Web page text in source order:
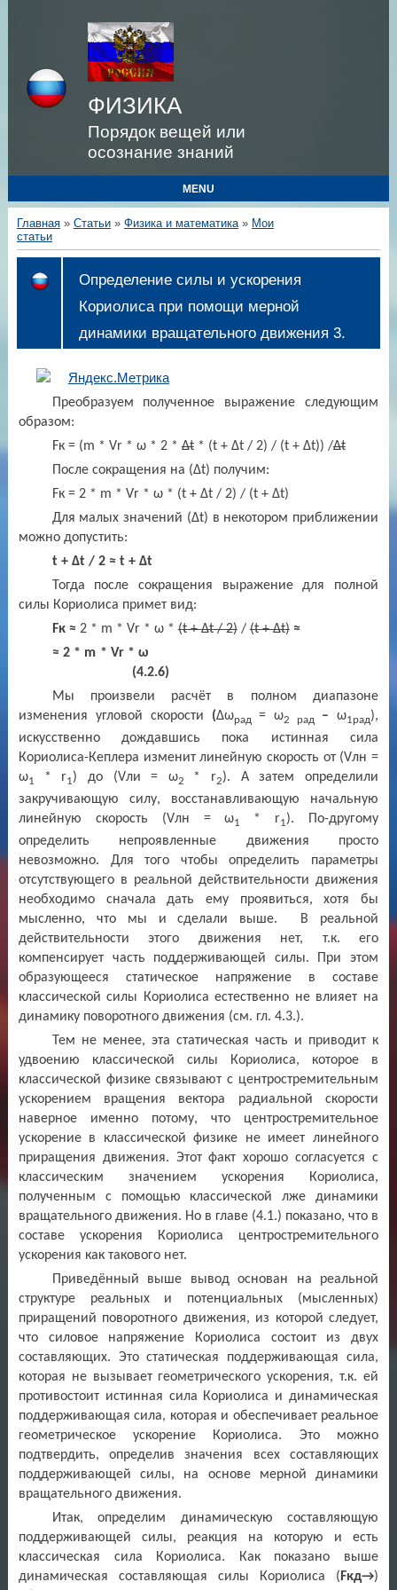
ФИЗИКА
Порядок вещей или
осознание знаний
MENU
Главная» Статьи» Физика и математика» Мои
статьи
Определение силы и ускорения
Кориолиса при помощи мерной
динамики вращательного движения 3.
Преобразуем полученное выражение следующим
образом:
Fк = (m * Vr* ω* 2 *Δt* (t+ Δt/ 2) / (t+ Δt)) /Δt
После сокращения на (Δt) получим:
Fк = 2 * m * Vr* ω* (t+ Δt / 2) / (t+ Δt)
Для малых значений (Δt) в некотором приближении
можно допустить:
t+ Δt/ 2 ≈ t+ Δt
Тогда после сокращения выражение для полной
силы Кориолиса примет вид:
Fк ≈ 2 * m * Vr* ω*(t+Δt/ 2)/(t+Δt) ≈
≈ 2 * m * Vr* ω
(4.2.6)
Мы произвели расчёт в полном диапазоне
изменения угловой скорости (Δωрад = ω2 рад – ω1рад),
искусственно дождавшись пока
истинная сила
Кориолиса-Кеплера изменитлинейную скорость от (Vлн =
ω1 * r1) до (Vли = ω2 * r2). А затем определили
закручивающую силу, восстанавливающую начальную
линейную скорость (Vлн = ω1 * r1). По-другому
определить непроявленные движения просто
невозможно. Для того чтобы определить параметры
отсутствующего в реальной действительности движения
необходимо сначала дать ему проявиться, хотя бы
мысленно, что мы и сделали выше. В реальной
действительности этого движения нет, т.к. его
компенсирует часть поддерживающей силы. При этом
образующееся статическое напряжение в составе
классической силы Кориолиса естественно не влияет на
динамику поворотного движения (см. гл. 4.3.).
Тем не менее, эта статическая часть и приводит к
удвоению классической силы Кориолиса, которое в
классической физике связывают с центростремительным
ускорением вращения вектора радиальной скорости
наверное именно потому, что центростремительное
ускорение в классической физике не имеет линейного
приращения движения. Этот факт хорошо согласуется с
классическим значением ускорения Кориолиса,
полученным с помощью классической лже динамики
вращательного движения. Но в главе (4.1.) показано, что в
составе ускорения Кориолиса центростремительного
ускорения как такового нет.
Приведённый выше вывод основан на реальной
структуре реальных и потенциальных (мысленных)
приращений поворотного движения, из которой следует,
что силовое напряжение Кориолиса состоит из двух
составляющих. Это статическая поддерживающая сила,
которая не вызывает геометрического ускорения, т.к. ей
противостоит истинная сила Кориолиса и динамическая
поддерживающая сила, которая и обеспечивает реальное
геометрическое ускорение Кориолиса. Это можно
подтвердить, определив значения всех составляющих
поддерживающей силы, на основе мерной динамики
вращательного движения.
Итак, определим динамическую составляющую
поддерживающей силы, реакция на которую и есть
классическая сила Кориолиса. Как показано выше
динамическая составляющая силы Кориолиса (Fкд→)